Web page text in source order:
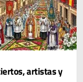
artistas y